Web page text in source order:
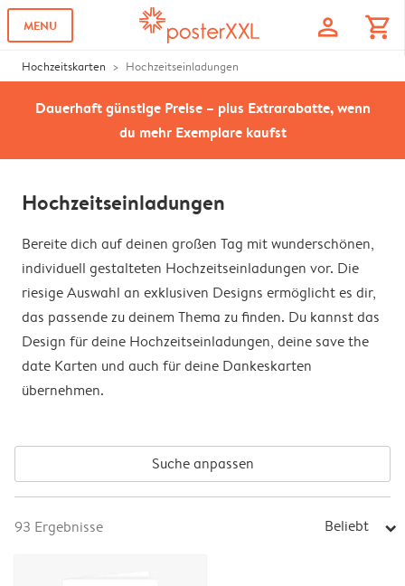
MENU profile shopping_cart
Hochzeitskarten Hochzeitseinladungen
Dauerhaft günstige Preise – plus Extrarabatte, wenn
du mehr Exemplare kaufst
Hochzeitseinladungen
Bereite dich auf deinen großen Tag mit wunderschönen,
individuell gestalteten Hochzeitseinladungen vor. Die
riesige Auswahl an exklusiven Designs ermöglicht es dir,
das passende zu deinem Thema zu finden. Du kannst das
Design für deine Hochzeitseinladungen, deine save the
date Karten und auch für deine Dankeskarten
übernehmen.
Suche anpassen
93 Ergebnisse Beliebt arrow_right